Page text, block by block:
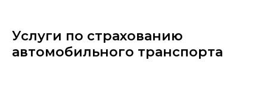
Услуги по страхованию
автомобильного транспорта